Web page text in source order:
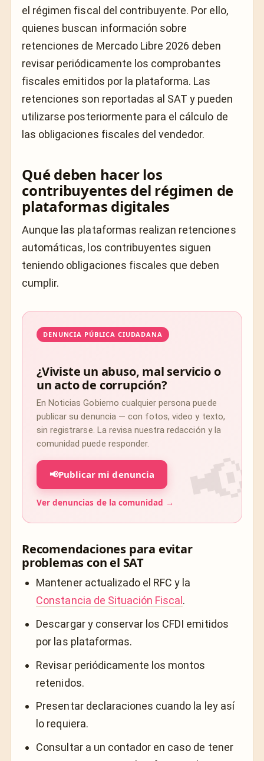
el régimen fiscal del contribuyente. Por ello,
quienes buscan información sobre
retenciones de Mercado Libre 2026 deben
revisar periódicamente los comprobantes
fiscales emitidos por la plataforma. Las
retenciones son reportadas al SAT y pueden
utilizarse posteriormente para el cálculo de
las obligaciones fiscales del vendedor.
Qué deben hacer los
contribuyentes del régimen de
plataformas digitales
Aunque las plataformas realizan retenciones
automáticas, los contribuyentes siguen
teniendo obligaciones fiscales que deben
cumplir.
DENUNCIA PÚBLICA CIUDADANA
¿Viviste un abuso, mal servicio o
un acto de corrupción?
En Noticias Gobierno cualquier persona puede
publicar su denuncia — con fotos, video y texto,
sin registrarse. La revisa nuestra redacción y la
comunidad puede responder.
📢Publicar mi denuncia
Ver denuncias de la comunidad →
Recomendaciones para evitar
problemas con el SAT
Mantener actualizado el RFC y la
Constancia de Situación Fiscal.
Descargar y conservar los CFDI emitidos
por las plataformas.
Revisar periódicamente los montos
retenidos.
Presentar declaraciones cuando la ley así
lo requiera.
Consultar a un contador en caso de tener